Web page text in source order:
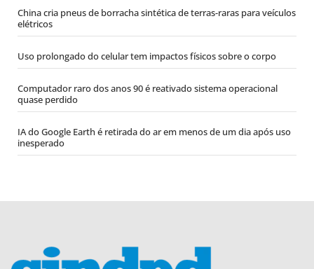
China cria pneus de borracha sintética de terras-raras para veículos
elétricos
Uso prolongado do celular tem impactos físicos sobre o corpo
Computador raro dos anos 90 é reativado sistema operacional
quase perdido
IA do Google Earth é retirada do ar em menos de um dia após uso
inesperado